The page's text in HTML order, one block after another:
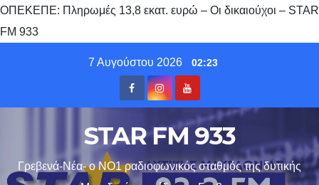
ΟΠΕΚΕΠΕ: Πληρωμές 13,8 εκατ. ευρώ – Οι δικαιούχοι – STAR
FM 933
7 Αυγούστου 2026 02:23
STAR FM 933
Γρεβενά-Νέα- ο ΝΟ1 ραδιοφωνικός σταθμός της δυτικής